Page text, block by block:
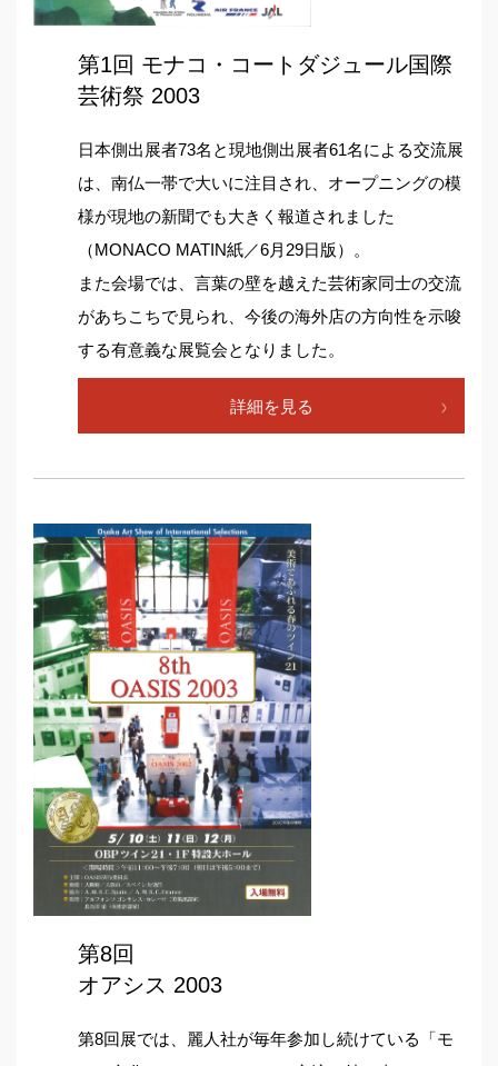
第1回 モナコ・コートダジュール国際
芸術祭 2003
日本側出展者73名と現地側出展者61名による交流展
は、南仏一帯で大いに注目され、オープニングの模
様が現地の新聞でも大きく報道されました
（MONACO MATIN紙／6月29日版）。
また会場では、言葉の壁を越えた芸術家同士の交流
があちこちで見られ、今後の海外店の方向性を示唆
する有意義な展覧会となりました。
詳細を見る
第8回
オアシス 2003
第8回展では、麗人社が毎年参加し続けている「モ